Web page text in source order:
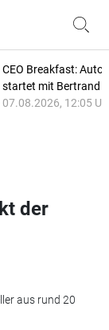
CEO Breakfast:
startet mit Bertrand
07.08.2026, 12:05
der
aus rund 20